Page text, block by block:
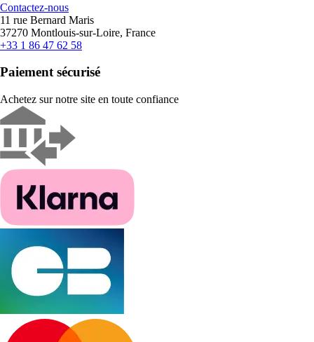
Contactez-nous
11 rue Bernard Maris
37270 Montlouis-sur-Loire, France
+33 1 86 47 62 58
Paiement sécurisé
Achetez sur notre site en toute confiance